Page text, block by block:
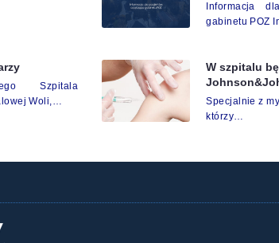
Informacja
gabinetu POZ
Szpitala
Woli,…
W szpitalu
Specjalnie z
którzy…